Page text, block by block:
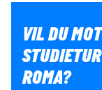
VIL DU
ROMA?